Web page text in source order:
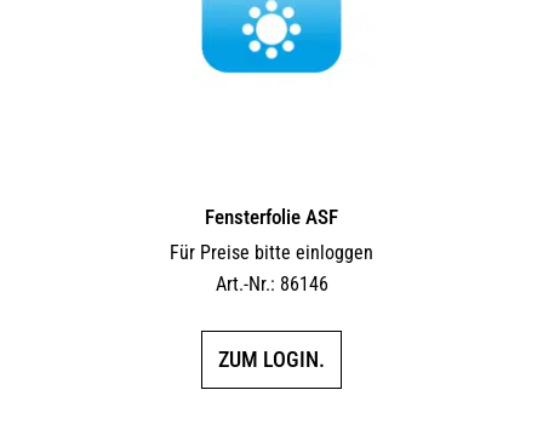
Fensterfolie ASF
Für Preise bitte einloggen
Art.-Nr.: 86146
ZUM LOGIN.